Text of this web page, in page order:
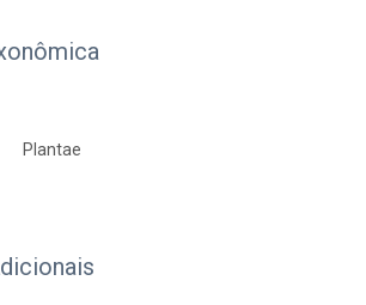
Plantae